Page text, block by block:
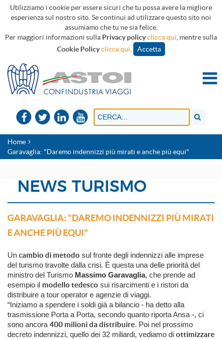
Utilizziamo i cookie per essere sicuri che tu possa avere la migliore
esperienza sul nostro sito. Se continui ad utilizzare questo sito noi
assumiamo che tu ne sia felice.
Per maggiori informazioni sulla Privacy policyclicca qui , mentre sulla
Cookie Policyclicca qui Accetta
Home
Garavaglia: "Daremo indennizzi più mirati e anche più equi"
NEWS TURISMO
GARAVAGLIA: "DAREMO INDENNIZZI PIÙ MIRATI
E ANCHE PIÙ EQUI"
Un cambio di metodo sul fronte degli indennizzi alle imprese
del turismo travolte dalla crisi. È questa una delle priorità del
ministro del Turismo Massimo Garavaglia, che prende ad
esempio il modello tedesco sui risarcimenti e i ristori da
distribuire a tour operator e agenzie di viaggi.
“Iniziamo a spendere i soldi già a bilancio - ha detto alla
trasmissione Porta a Porta, secondo quanto riporta Ansa -, ci
sono ancora 400 milioni da distribuire. Poi nel prossimo
decreto indennizzi, quello dei 32 miliardi, vediamo di ottimizzare